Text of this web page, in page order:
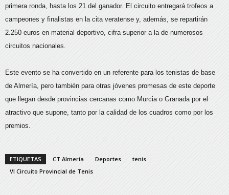
primera ronda, hasta los 21 del ganador. El circuito entregará trofeos a
campeones y finalistas en la cita veratense y, además, se repartirán
2.250 euros en material deportivo, cifra superior a la de numerosos
circuitos nacionales.
Este evento se ha convertido en un referente para los tenistas de base
de Almería, pero también para otras jóvenes promesas de este deporte
que llegan desde provincias cercanas como Murcia o Granada por el
atractivo que supone, tanto por la calidad de los cuadros como por los
premios.
ETIQUETAS CT Almería Deportes
tenis
VI Circuito Provincial de Tenis